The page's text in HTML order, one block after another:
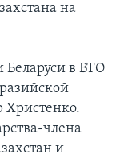
на
Беларуси в ВТО
Христенко.
члена
и